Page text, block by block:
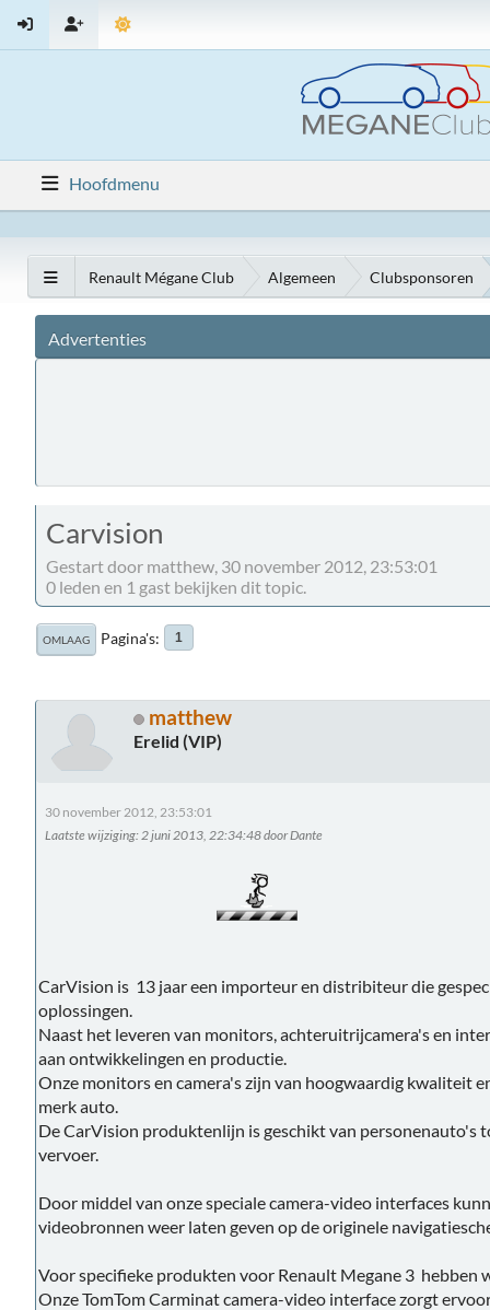
Hoofdmenu
Renault Mégane Club Algemeen Clubsponsoren
Advertenties
Carvision
Gestart door matthew, 30 november 2012, 23:53:01
0 leden en 1 gast bekijken dit topic.
OMLAAG Pagina's 1
matthew
Erelid (VIP)
30 november 2012, 23:53:01
Laatste wijziging: 2 juni 2013, 22:34:48 door Dante
CarVision is 13 jaar een importeur en distribiteur die
oplossingen.
Naast het leveren van monitors, achteruitrijcamera's en
aan ontwikkelingen en productie.
Onze monitors en camera's zijn van hoogwaardig kwaliteit
merk auto.
De CarVision produktenlijn is geschikt van personenauto's
vervoer.
Door middel van onze speciale camera-video interfaces
videobronnen weer laten geven op de originele
Voor specifieke produkten voor Renault Megane 3 hebben
Onze TomTom Carminat camera-video interface zorgt